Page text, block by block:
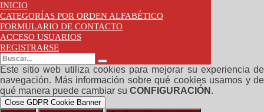
INICIO
CATEGORÍAS POR ORDEN ALFABÉTICO
FORMULARIO DE CONTACTO
ACCESO USUARIOS
REGISTRARSE
Este sitio web utiliza cookies para mejorar su experiencia de
navegación. Más información sobre qué cookies usamos y de
qué manera puede cambiar su CONFIGURACIÓN .
Close GDPR Cookie Banner